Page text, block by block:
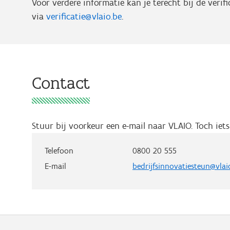
Voor verdere informatie kan je terecht bij de
via verificatie@vlaio.be.
Contact
Stuur bij voorkeur een e-mail naar VLAIO. Toch
Telefoon
0800 20 555
E-mail